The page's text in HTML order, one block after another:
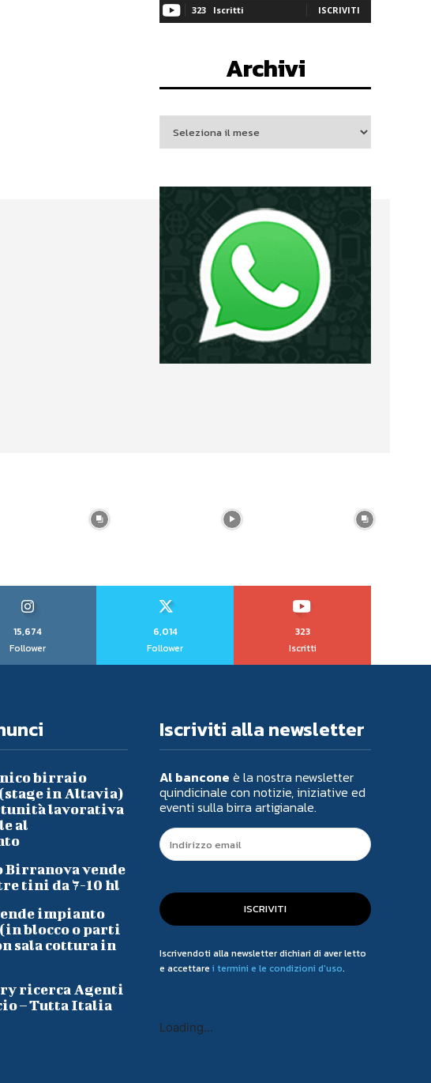
323 Iscritti ISCRIVITI
Archivi
15,674
Follower
6,014
Follower
323
Iscritti
birraio
in Altavia)
lavorativa
al
vende
tini da 7-10 hl
impianto
blocco o parti
sala cottura in
ricerca Agenti
– Tutta Italia
Iscriviti alla newsletter
Al bancone è la nostra newsletter
quindicinale con notizie, iniziative ed
eventi sulla birra artigianale.
ISCRIVITI
Iscrivendoti alla newsletter dichiari di aver letto
e accettare i termini e le condizioni d'uso.
Loading...